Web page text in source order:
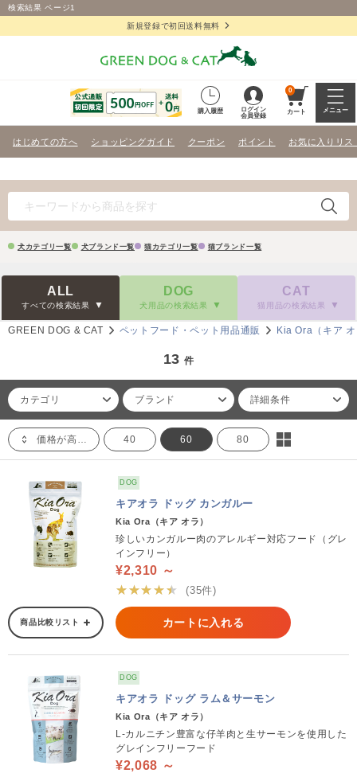
検索結果 ページ1
新規登録で初回送料無料
購入履歴
ログイン
会員登録
0
カート メニュー
はじめての方へ ショッピングガイド クーポン ポイント お気に入りリス
犬カテゴリ一覧 犬ブランド一覧 猫カテゴリ一覧 猫ブランド一覧
ALL
すべての検索結果
DOG
犬用品の検索結果
CAT
猫用品の検索結果
GREEN DOG & CAT ペットフード・ペット用品通販 Kia Ora（キア
13 件
カテゴリ ブランド 詳細条件
価格が高い順 40 60 80
DOG
キアオラ ドッグ カンガルー
Kia Ora（キア オラ）
珍しいカンガルー肉のアレルギー対応フード（グレ
インフリー）
¥2,310 ～
★★★★★
(35件)
商品比較リスト カートに入れる
DOG
キアオラ ドッグ ラム＆サーモン
Kia Ora（キア オラ）
L-カルニチン豊富な仔羊肉と生サーモンを使用した
グレインフリーフード
¥2,068 ～